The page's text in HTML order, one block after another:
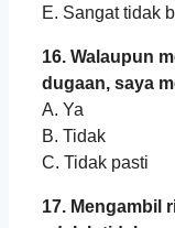
E. Sangat tidak
16. Walaupun
dugaan, saya
A. Ya
B. Tidak
C. Tidak pasti
17. Mengambil